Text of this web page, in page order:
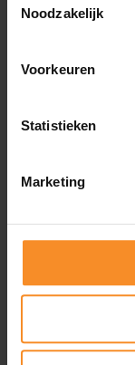
Noodzakelijk
Voorkeuren
Statistieken
Marketing